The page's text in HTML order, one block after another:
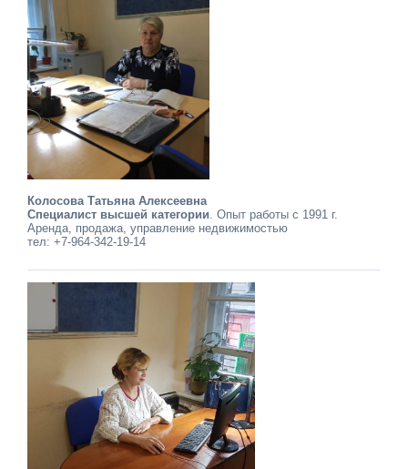
Колосова Татьяна Алексеевна
Специалист высшей категории . Опыт работы с 1991 г.
Аренда, продажа, управление недвижимостью
тел: +7-964-342-19-14